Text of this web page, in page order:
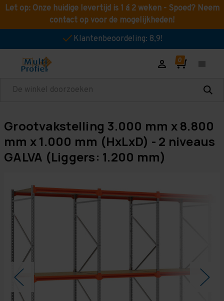
Let op: Onze huidige levertijd is 1 á 2 weken - Spoed? Neem
contact op voor de mogelijkheden!
Klantenbeoordeling: 8,9!
Zoeken
Grootvakstelling 3.000 mm x 8.800
mm x 1.000 mm (HxLxD) - 2 niveaus
GALVA (Liggers: 1.200 mm)